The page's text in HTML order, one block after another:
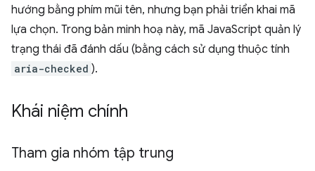
hướng bằng phím mũi tên, nhưng bạn phải triển khai mã
lựa chọn. Trong bản minh hoạ này, mã JavaScript quản lý
trạng thái đã đánh dấu (bằng cách sử dụng thuộc tính
aria-checked ).
Khái niệm chính
Tham gia nhóm tập trung